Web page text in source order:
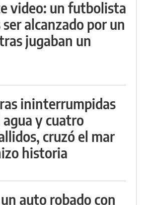
video: un futbolista
alcanzado por un
jugaban un
ininterrumpidas
y cuatro
cruzó el mar
historia
auto robado con